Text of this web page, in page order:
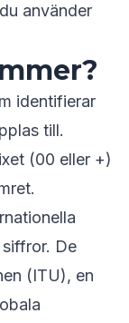
använder
identifierar
till.
(00 eller +)
De
(ITU), en